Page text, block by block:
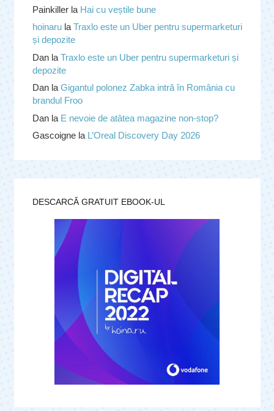
Painkillerla Hai cu veștile bune
hoinarula Traxlo este un Uber pentru supermarketuri
și depozite
Danla Traxlo este un Uber pentru supermarketuri și
depozite
Danla Gigantul polonez Zabka intră în România cu
brandul Froo
Danla E nevoie de atâtea magazine non-stop?
Gascoignela L’Oreal Discovery Day 2026
DESCARCĂ GRATUIT EBOOK-UL